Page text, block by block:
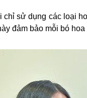
chỉ sử dụng các loại
đảm bảo mỗi bó